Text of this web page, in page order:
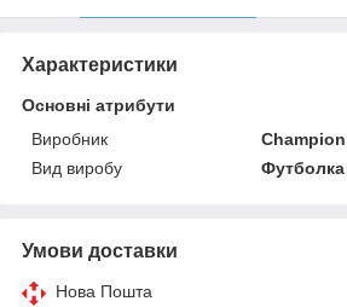
Характеристики
Основні атрибути
Виробник
Champion
Вид виробу
Футболка
Умови доставки
Нова Пошта